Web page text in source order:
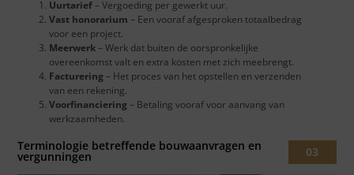
Uurtarief– Vergoeding per gewerkt uur.
Vast honorarium – Een vooraf afgesproken totaalbedrag
voor een project.
Meerwerk– Werk dat buiten de oorspronkelijke
overeenkomst valt en extra kosten met zich meebrengt.
Facturering– Het proces van het opstellen en verzenden
van een rekening.
Voorfinanciering– Betaling vooraf voor aanvang van
werkzaamheden.
Terminologie betreffende bouwaanvragen en
vergunningen 03